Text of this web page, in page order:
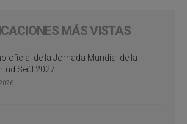
MÁS VISTAS
oficial de la Jornada Mundial de la
Seúl 2027